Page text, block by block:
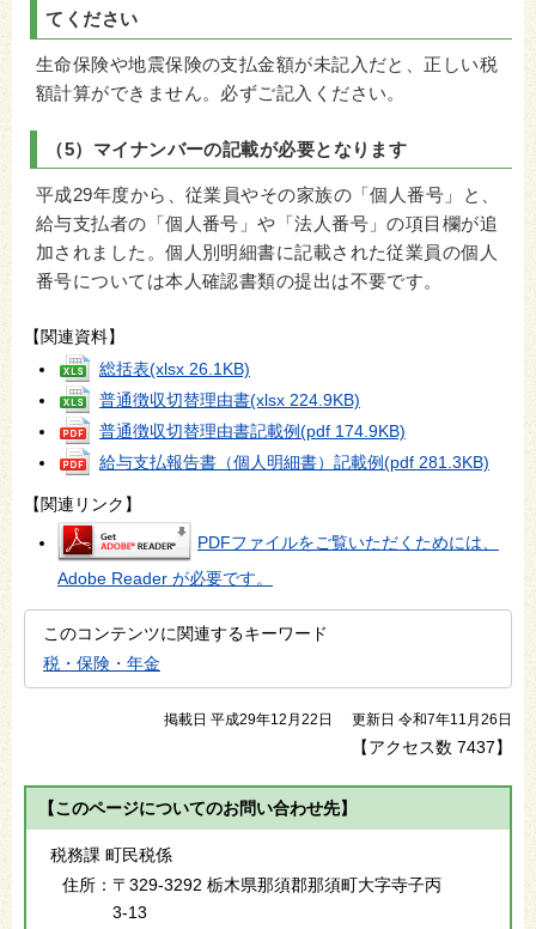
てください
生命保険や地震保険の支払金額が未記入だと、正しい税
額計算ができません。必ずご記入ください。
（5）マイナンバーの記載が必要となります
平成29年度から、従業員やその家族の「個人番号」と、
給与支払者の「個人番号」や「法人番号」の項目欄が追
加されました。個人別明細書に記載された従業員の個人
番号については本人確認書類の提出は不要です。
【関連資料】
総括表(xlsx 26.1KB)
普通徴収切替理由書(xlsx 224.9KB)
普通徴収切替理由書記載例(pdf 174.9KB)
給与支払報告書（個人明細書）記載例(pdf 281.3KB)
【関連リンク】
PDFファイルをご覧いただくためには、
Adobe Reader が必要です。
このコンテンツに関連するキーワード
税・保険・年金
掲載日 平成29年12月22日 更新日 令和7年11月26日
【アクセス数 7437】
【このページについてのお問い合わせ先】
税務課 町民税係
住所： 〒329-3292 栃木県那須郡那須町大字寺子丙
3-13